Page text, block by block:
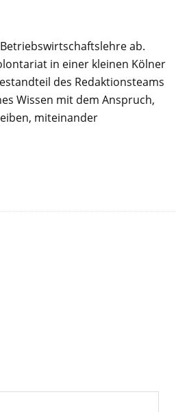
ab.
in einer kleinen Kölner
des Redaktionsteams
Wissen mit dem Anspruch,
miteinander